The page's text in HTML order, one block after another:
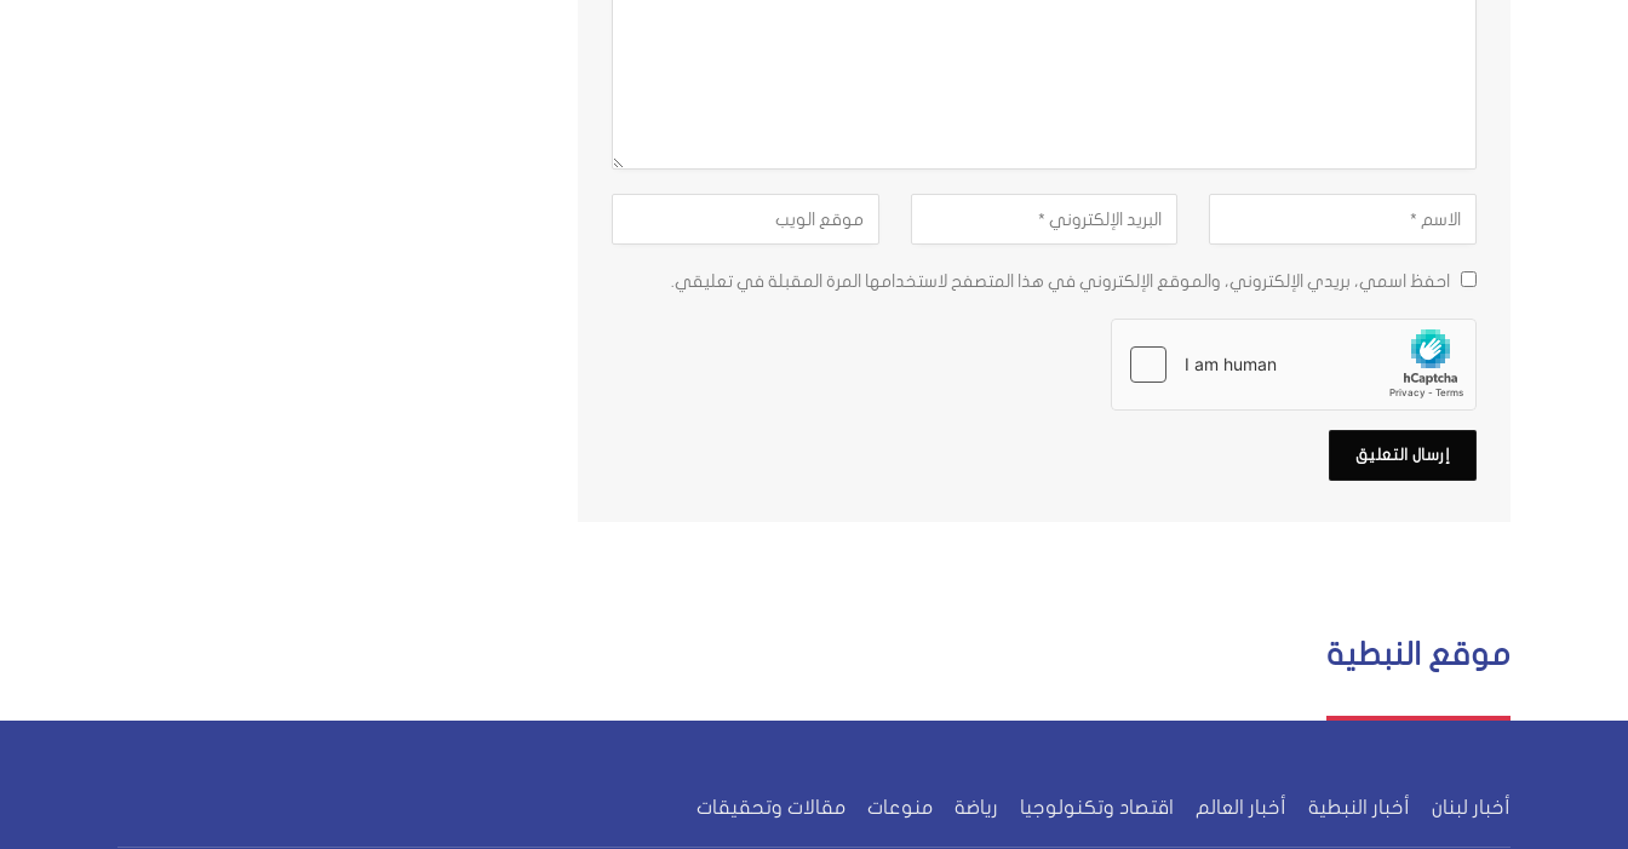
احفظ اسمي، بريدي الإلكتروني، والموقع الإلكتروني في هذا المتصفح لاستخدامها المرة المقبلة في تعليقي.
موقع النبطية
أخبار لبنان أخبار النبطية أخبار العالم اقتصاد وتكنولوجيا رياضة منوعات مقالات وتحقيقات